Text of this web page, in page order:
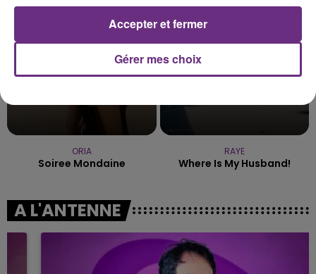
11h41
11h41
ORIA
Soiree Mondaine
11h39
11h39
RAYE
Where Is My Husband!
A L'ANTENNE
Gérer mes choix
Accepter et fermer